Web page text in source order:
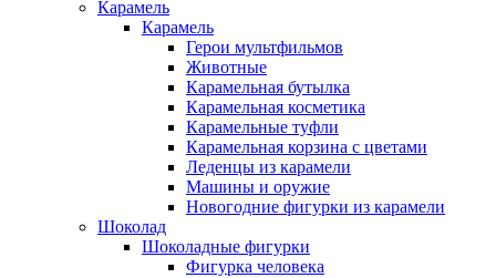
Карамель
Карамель
Герои мультфильмов
Животные
Карамельная бутылка
Карамельная косметика
Карамельные туфли
Карамельная корзина с цветами
Леденцы из карамели
Машины и оружие
Новогодние фигурки из карамели
Шоколад
Шоколадные фигурки
Фигурка человека